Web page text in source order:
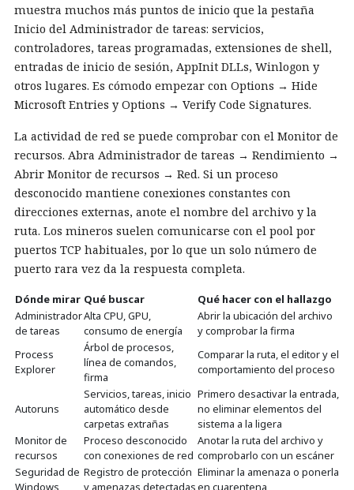
muestra muchos más puntos de inicio que la pestaña
Inicio del Administrador de tareas: servicios,
controladores, tareas programadas, extensiones de shell,
entradas de inicio de sesión, AppInit DLLs, Winlogon y
otros lugares. Es cómodo empezar con Options → Hide
Microsoft Entries y Options → Verify Code Signatures.
La actividad de red se puede comprobar con el Monitor de
recursos. Abra Administrador de tareas → Rendimiento →
Abrir Monitor de recursos → Red. Si un proceso
desconocido mantiene conexiones constantes con
direcciones externas, anote el nombre del archivo y la
ruta. Los mineros suelen comunicarse con el pool por
puertos TCP habituales, por lo que un solo número de
puerto rara vez da la respuesta completa.
Dónde mirar Qué buscar
Qué hacer con el hallazgo
Administrador
de tareas
Alta CPU, GPU,
consumo de energía
Abrir la ubicación del archivo
y comprobar la firma
Process
Explorer
Árbol de procesos,
línea de comandos,
firma
Comparar la ruta, el editor y el
comportamiento del proceso
Autoruns
Servicios, tareas, inicio
automático desde
carpetas extrañas
Primero desactivar la entrada,
no eliminar elementos del
sistema a la ligera
Monitor de
recursos
Proceso desconocido
con conexiones de red
Anotar la ruta del archivo y
comprobarlo con un escáner
Seguridad de
Windows
Registro de protección
y amenazas detectadas
Eliminar la amenaza o ponerla
en cuarentena